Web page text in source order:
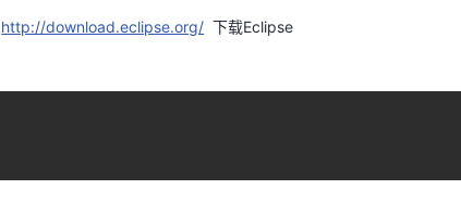
http://download.eclipse.org/ 下载Eclipse